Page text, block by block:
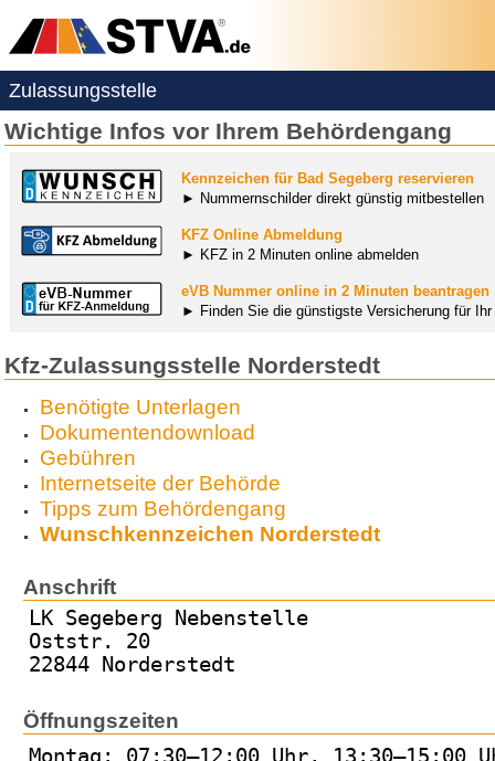
Zulassungsstelle
Wichtige Infos vor Ihrem Behördengang
Kennzeichen für Bad Segeberg reservieren
► Nummernschilder direkt günstig mitbestellen
KFZ Online Abmeldung
► KFZ in 2 Minuten online abmelden
eVB Nummer online in 2 Minuten beantragen
► Finden Sie die günstigste Versicherung für
Kfz-Zulassungsstelle Norderstedt
Benötigte Unterlagen
Dokumentendownload
Gebühren
Internetseite der Behörde
Tipps zum Behördengang
Wunschkennzeichen Norderstedt
Anschrift
LK Segeberg Nebenstelle
Oststr. 20
22844 Norderstedt
Öffnungszeiten